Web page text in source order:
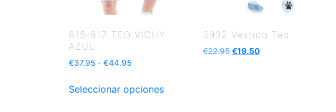
815-817 TEO VICHY
AZUL
€37.95 - €44.95
Seleccionar opciones
3932 Vestido Teo
€22.95 €19.50